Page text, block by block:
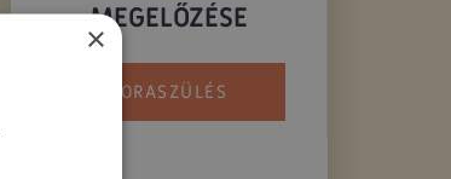
MEGELŐZÉSE
KORASZÜLÉS
×